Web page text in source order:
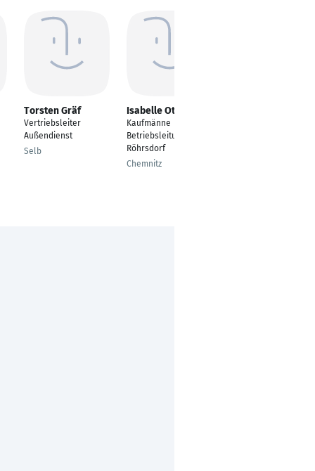
Torsten Gräf
Vertriebsleiter
Außendienst
Selb
Isabelle Otto
Kaufmänne
Betriebsleitung Filiale
Röhrsdorf
Chemnitz